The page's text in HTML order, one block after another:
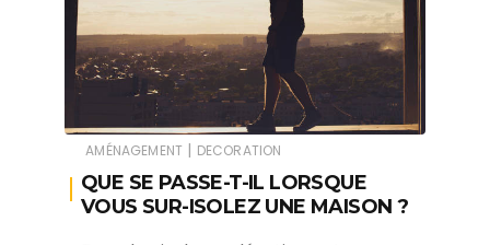
AMÉNAGEMENT | DECORATION
QUE SE PASSE-T-IL LORSQUE
VOUS SUR-ISOLEZ UNE MAISON ?